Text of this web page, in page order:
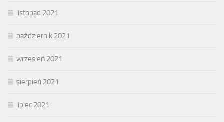
listopad 2021
październik 2021
wrzesień 2021
sierpień 2021
lipiec 2021